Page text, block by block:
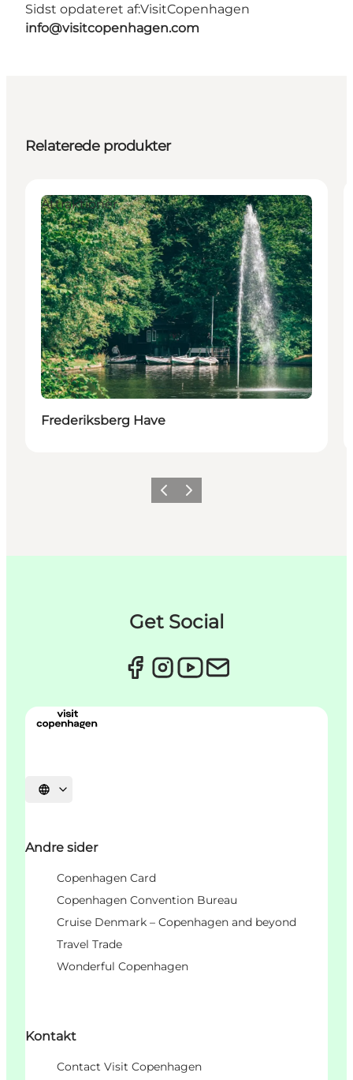
Sidst opdateret af:VisitCopenhagen
info@visitcopenhagen.com
Relaterede produkter
Attraktioner
Frederiksberg Have
ForrigeNæste
Get Social
Vælg sprog
Andre sider
Copenhagen Card
Copenhagen Convention Bureau
Cruise Denmark – Copenhagen and beyond
Travel Trade
Wonderful Copenhagen
Kontakt
Contact Visit Copenhagen